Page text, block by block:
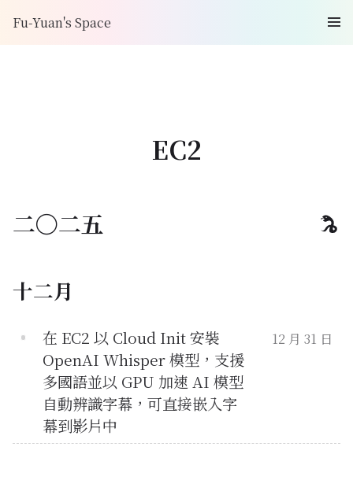
Fu-Yuan's Space
EC2
二〇二五
十二月
在 EC2 以 Cloud Init 安裝
OpenAI Whisper 模型，支援
多國語並以 GPU 加速 AI 模型
自動辨識字幕，可直接嵌入字
幕到影片中
12 月 31 日